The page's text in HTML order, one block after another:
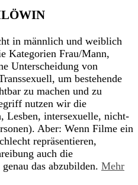
in männlich und weiblich
Kategorien Frau/Mann,
Unterscheidung von
um bestehende
zu machen und zu
nutzen wir die
Lesben, intersexuelle, nicht-
Aber: Wenn Filme ein
repräsentieren,
auch die
das abzubilden. Mehr